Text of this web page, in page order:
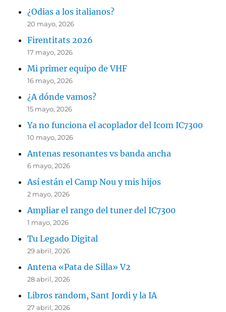
¿Odias a los italianos?
20 mayo, 2026
Firentitats 2026
17 mayo, 2026
Mi primer equipo de VHF
16 mayo, 2026
¿A dónde vamos?
15 mayo, 2026
Ya no funciona el acoplador del Icom IC7300
10 mayo, 2026
Antenas resonantes vs banda ancha
6 mayo, 2026
Así están el Camp Nou y mis hijos
2 mayo, 2026
Ampliar el rango del tuner del IC7300
1 mayo, 2026
Tu Legado Digital
29 abril, 2026
Antena «Pata de Silla» V2
28 abril, 2026
Libros random, Sant Jordi y la IA
27 abril, 2026